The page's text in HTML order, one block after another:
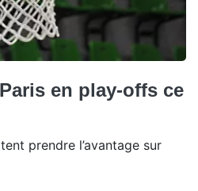
en play-offs ce
prendre l’avantage sur